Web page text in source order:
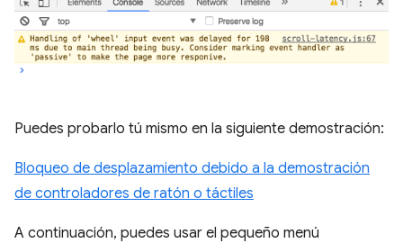
Puedes probarlo tú mismo en la siguiente demostración:
Bloqueo de desplazamiento debido a la demostración
de controladores de ratón o táctiles
A continuación, puedes usar el pequeño menú